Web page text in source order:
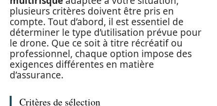
plusieurs critères doivent être pris en
compte. Tout d’abord, il est essentiel de
déterminer le type d’utilisation prévue pour
le drone. Que ce soit à titre récréatif ou
professionnel, chaque option impose des
exigences différentes en matière
d’assurance.
Critères de sélection